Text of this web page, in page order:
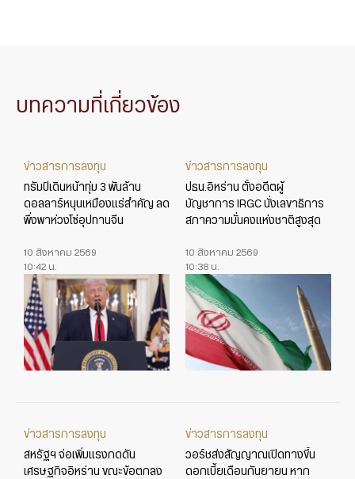
บทความที่เกี่ยวข้อง
ข่าวสารการลงทุน
ทรัมป์เดินหน้าทุ่ม 3 พันล้าน
ดอลลาร์หนุนเหมืองแร่สำคัญ ลด
พึ่งพาห่วงโซ่อุปทานจีน
10 สิงหาคม 2569
10:42 น.
ข่าวสารการลงทุน
ปธน.อิหร่าน ตั้งอดีตผู้
บัญชาการ IRGC นั่งเลขาธิการ
สภาความมั่นคงแห่งชาติสูงสุด
10 สิงหาคม 2569
10:38 น.
ข่าวสารการลงทุน
สหรัฐฯ จ่อเพิ่มแรงกดดัน
เศรษฐกิจอิหร่าน ขณะข้อตกลง
ข่าวสารการลงทุน
วอร์ชส่งสัญญาณเปิดทางขึ้น
ดอกเบี้ยเดือนกันยายน หาก